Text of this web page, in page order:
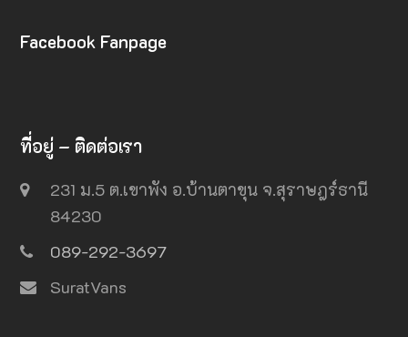
Facebook Fanpage
ที่อยู่ – ติดต่อเรา
231 ม.5 ต.เขาพัง อ.บ้านตาขุน จ.สุราษฎร์ธานี
84230
089-292-3697
SuratVans